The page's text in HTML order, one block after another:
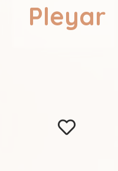
Pleyar